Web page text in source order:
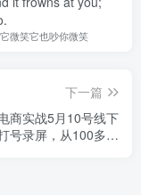
微笑它也吵你微笑
下一篇
商实战5月10号线下
号录屏，从100多人